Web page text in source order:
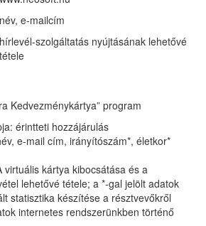
név, e-mailcím
hírlevél-szolgáltatás nyújtásának lehetővé
tétele
Kedvezménykártya” program
érintteti hozzájárulás
e-mail cím, irányítószám*, életkor*
virtuális kártya kibocsátása és a
lehetővé tétele; a *-gal jelölt adatok
statisztika készítése a résztvevőkről
internetes rendszerünkben történő